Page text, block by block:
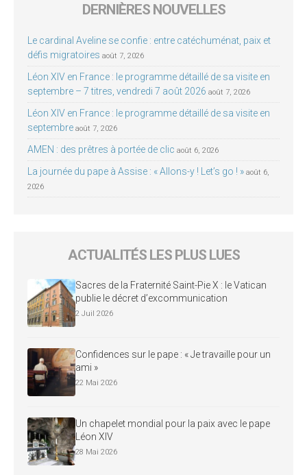
DERNIÈRES NOUVELLES
Le cardinal Aveline se confie : entre catéchuménat, paix et
défis migratoires août 7, 2026
Léon XIV en France : le programme détaillé de sa visite en
septembre – 7 titres, vendredi 7 août 2026 août 7, 2026
Léon XIV en France : le programme détaillé de sa visite en
septembre août 7, 2026
AMEN : des prêtres à portée de clic août 6, 2026
La journée du pape à Assise : « Allons-y ! Let’s go ! » août 6,
2026
ACTUALITÉS LES PLUS LUES
Sacres de la Fraternité Saint-Pie X : le Vatican
publie le décret d’excommunication
2 Juil 2026
Confidences sur le pape : « Je travaille pour un
ami »
22 Mai 2026
Un chapelet mondial pour la paix avec le pape
Léon XIV
28 Mai 2026